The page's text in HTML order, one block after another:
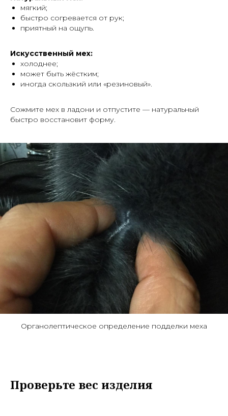
мягкий;
быстро согревается от рук;
приятный на ощупь.
Искусственный мех:
холоднее;
может быть жёстким;
иногда скользкий или «резиновый».
Сожмите мех в ладони и отпустите — натуральный
быстро восстановит форму.
Органолептическое определение подделки меха
Проверьте вес изделия